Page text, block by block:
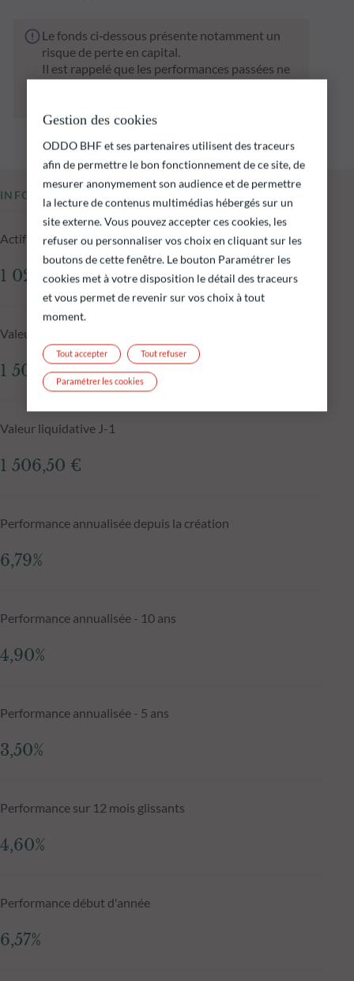
Le fonds ci‑dessous présente notamment un
risque de perte en capital.
Il est rappelé que les performances passées ne
INFORMATIONS CLÉS
Actif net du fonds au 06.08.2026
1 028,89 M€
Valeur liquidative au 06.08.2026
1 509,47 €
Valeur liquidative J-1
1 506,50 €
Performance annualisée depuis la création
6,79%
Performance annualisée - 10 ans
4,90%
Performance annualisée - 5 ans
3,50%
Performance sur 12 mois glissants
4,60%
Performance début d'année
6,57%
Gestion des cookies
ODDO BHF et ses partenaires utilisent des traceurs
afin de permettre le bon fonctionnement de ce site, de
mesurer anonymement son audience et de permettre
la lecture de contenus multimédias hébergés sur un
site externe. Vous pouvez accepter ces cookies, les
refuser ou personnaliser vos choix en cliquant sur les
boutons de cette fenêtre. Le bouton Paramétrer les
cookies met à votre disposition le détail des traceurs
et vous permet de revenir sur vos choix à tout
moment.
Tout refuser
Tout accepter
Paramétrer les cookies